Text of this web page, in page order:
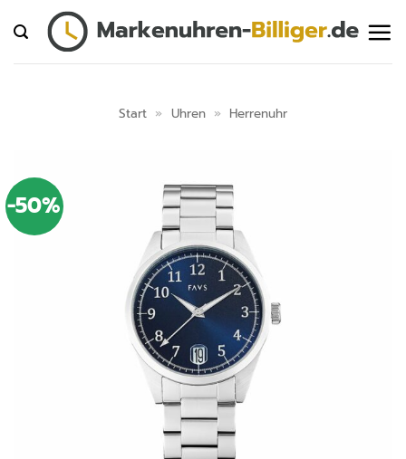
Inhalt
springen
Start » Uhren » Herrenuhr
-50%